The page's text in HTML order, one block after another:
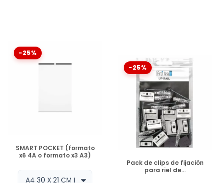
-25%
DISPONIBLE
SMART POCKET (formato
x6 4A o formato x3 A3)
-25%
DISPONIBLE
Pack de clips de fijación
para riel de...